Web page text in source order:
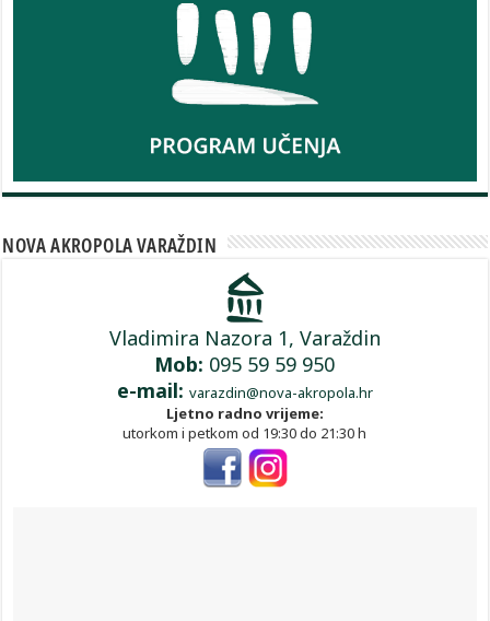
NOVA AKROPOLA VARAŽDIN
Vladimira Nazora 1, Varaždin
Mob: 095 59 59 950
e-mail: varazdin@nova-akropola.hr
Ljetno radno vrijeme:
utorkom i petkom od 19:30 do 21:30 h